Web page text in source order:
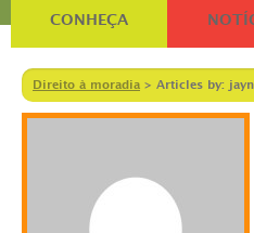
CONHEÇA
Direito à moradia > Articles by: